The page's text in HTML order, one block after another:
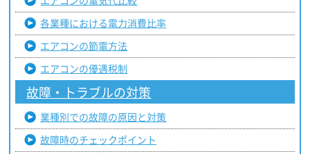
各業種における電力消費比率
エアコンの節電方法
エアコンの優遇税制
故障・トラブルの対策
業種別での故障の原因と対策
故障時のチェックポイント